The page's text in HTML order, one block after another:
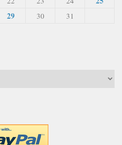
29 30 31